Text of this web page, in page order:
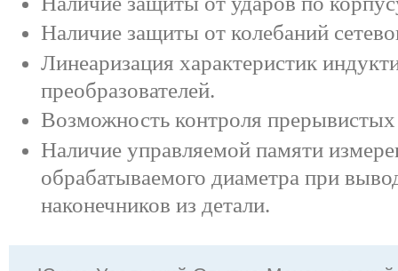
Наличие защиты от колебаний
Линеаризация характеристик
преобразователей.
Возможность контроля
Наличие управляемой памяти
обрабатываемого диаметра при
наконечников из детали.